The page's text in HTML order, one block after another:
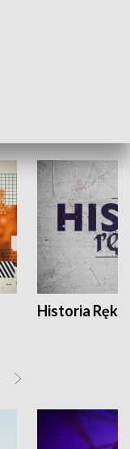
Historia Ręką